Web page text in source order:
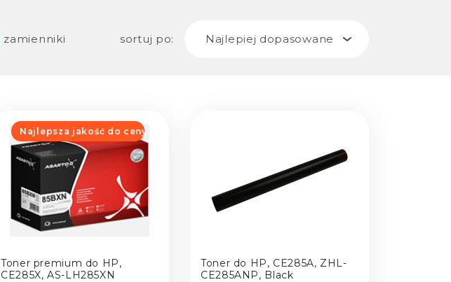
zamienniki sortuj po: Najlepiej dopasowane
Najlepsza jakość do ceny
Toner premium do HP,
CE285X, AS-LH285XN
Toner do HP, CE285A, ZHL-
CE285ANP, Black